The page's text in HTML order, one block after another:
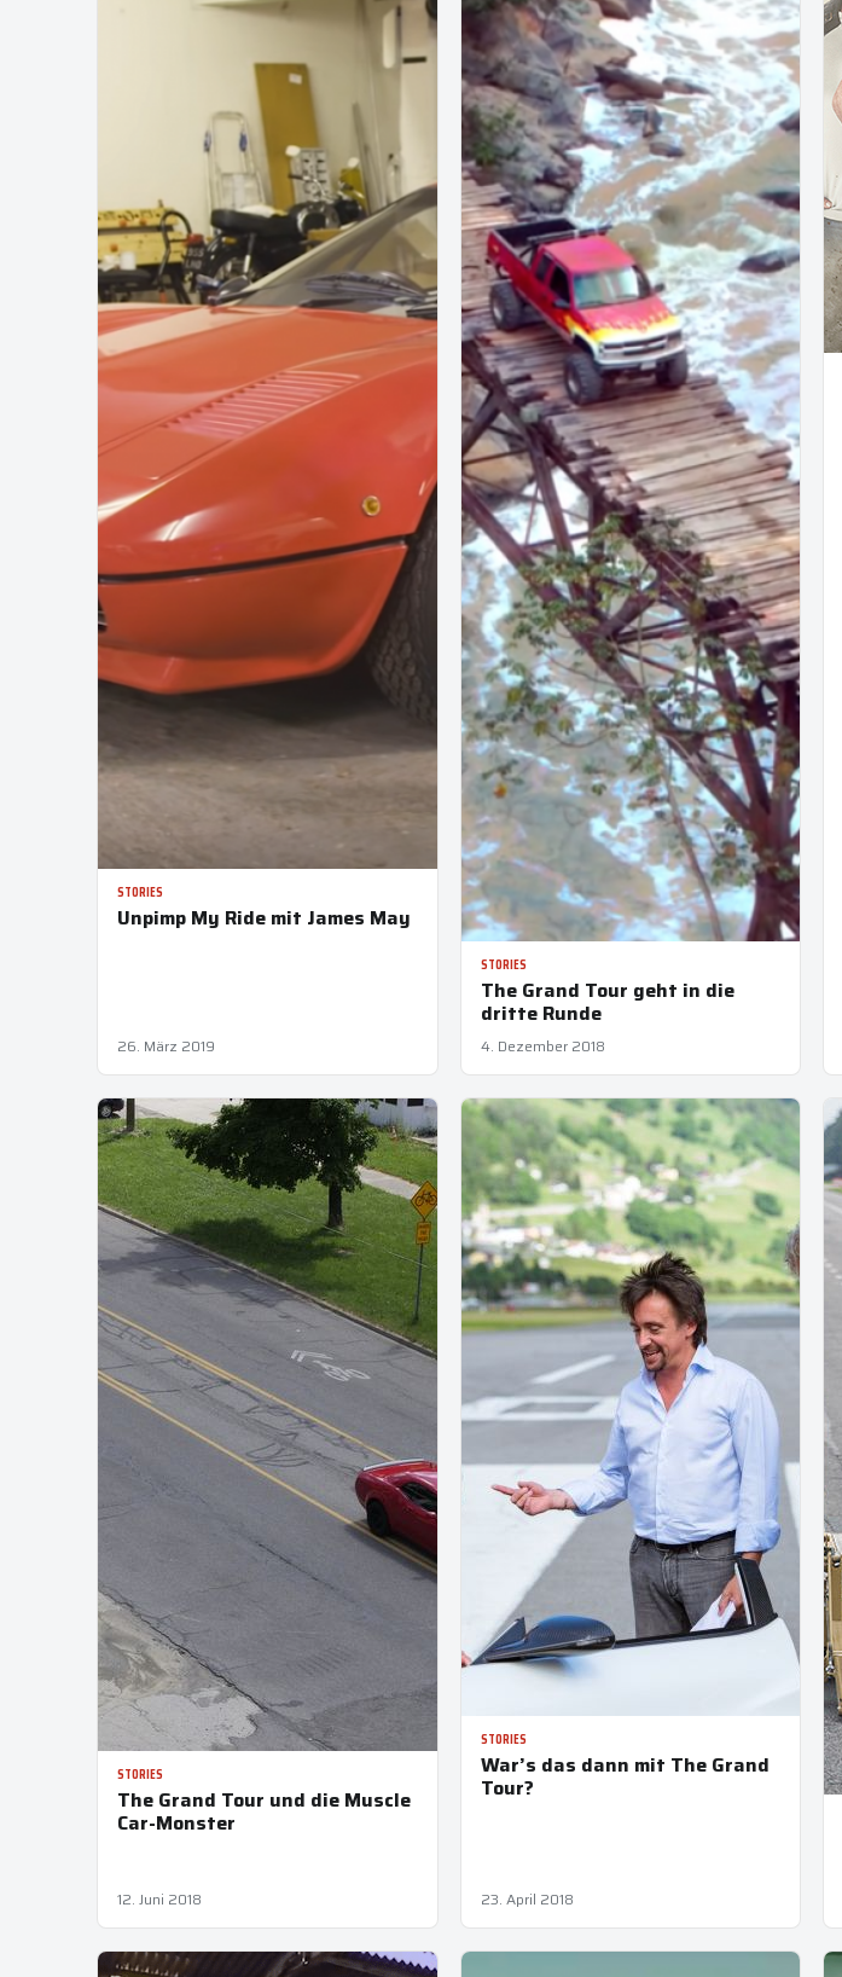
STORIES
Unpimp My Ride mit James May
26. März 2019
STORIES
The Grand Tour geht in die
dritte Runde
4. Dezember 2018
STORIES
The Grand Tour und die Muscle
Car-Monster
12. Juni 2018
STORIES
War’s das dann mit The Grand
Tour?
23. April 2018